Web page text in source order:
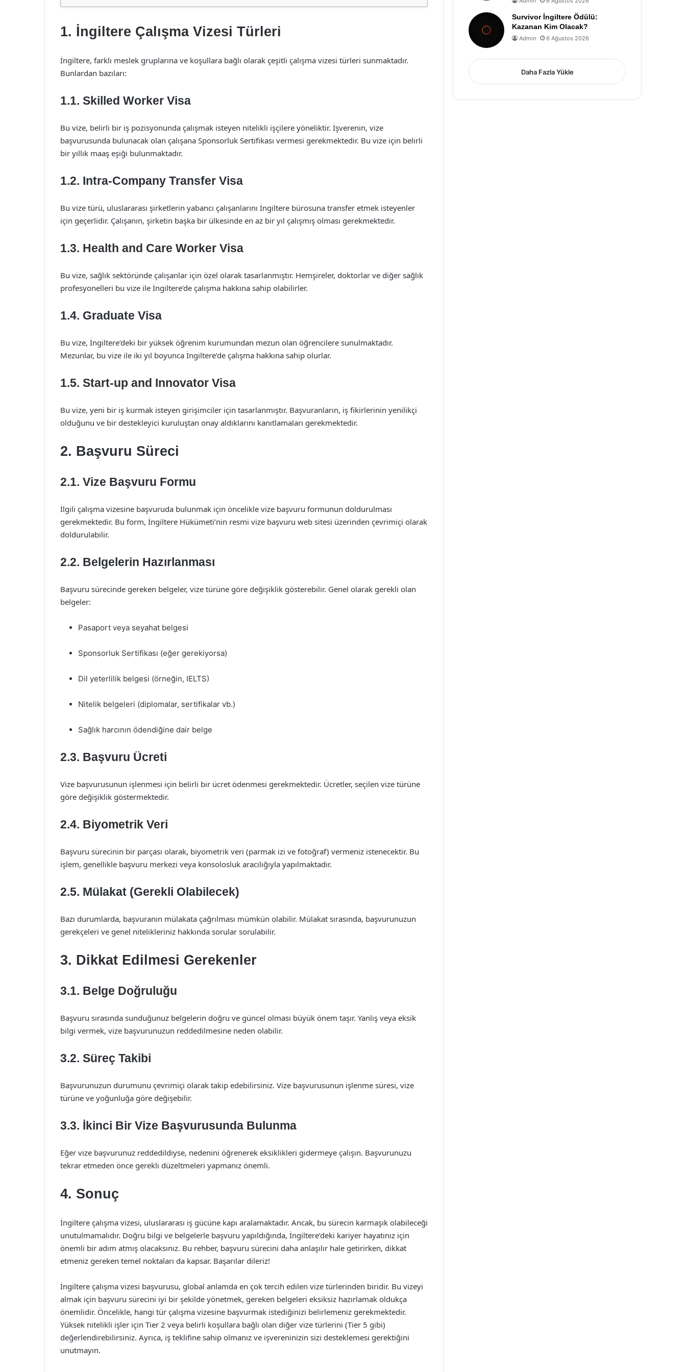
1. İngiltere Çalışma Vizesi Türleri
İngiltere, farklı meslek gruplarına ve koşullara bağlı olarak çeşitli çalışma vizesi türleri sunmaktadır.
Bunlardan bazıları:
1.1. Skilled Worker Visa
Bu vize, belirli bir iş pozisyonunda çalışmak isteyen nitelikli işçilere yöneliktir. İşverenin, vize
başvurusunda bulunacak olan çalışana Sponsorluk Sertifikası vermesi gerekmektedir. Bu vize için belirli
bir yıllık maaş eşiği bulunmaktadır.
1.2. Intra-Company Transfer Visa
Bu vize türü, uluslararası şirketlerin yabancı çalışanlarını İngiltere bürosuna transfer etmek isteyenler
için geçerlidir. Çalışanın, şirketin başka bir ülkesinde en az bir yıl çalışmış olması gerekmektedir.
1.3. Health and Care Worker Visa
Bu vize, sağlık sektöründe çalışanlar için özel olarak tasarlanmıştır. Hemşireler, doktorlar ve diğer sağlık
profesyonelleri bu vize ile İngiltere’de çalışma hakkına sahip olabilirler.
1.4. Graduate Visa
Bu vize, İngiltere’deki bir yüksek öğrenim kurumundan mezun olan öğrencilere sunulmaktadır.
Mezunlar, bu vize ile iki yıl boyunca İngiltere’de çalışma hakkına sahip olurlar.
1.5. Start-up and Innovator Visa
Bu vize, yeni bir iş kurmak isteyen girişimciler için tasarlanmıştır. Başvuranların, iş fikirlerinin yenilikçi
olduğunu ve bir destekleyici kuruluştan onay aldıklarını kanıtlamaları gerekmektedir.
2. Başvuru Süreci
2.1. Vize Başvuru Formu
İlgili çalışma vizesine başvuruda bulunmak için öncelikle vize başvuru formunun doldurulması
gerekmektedir. Bu form, İngiltere Hükümeti’nin resmi vize başvuru web sitesi üzerinden çevrimiçi olarak
doldurulabilir.
2.2. Belgelerin Hazırlanması
Başvuru sürecinde gereken belgeler, vize türüne göre değişiklik gösterebilir. Genel olarak gerekli olan
belgeler:
Pasaport veya seyahat belgesi
Sponsorluk Sertifikası (eğer gerekiyorsa)
Dil yeterlilik belgesi (örneğin, IELTS)
Nitelik belgeleri (diplomalar, sertifikalar vb.)
Sağlık harcının ödendiğine dair belge
2.3. Başvuru Ücreti
Vize başvurusunun işlenmesi için belirli bir ücret ödenmesi gerekmektedir. Ücretler, seçilen vize türüne
göre değişiklik göstermektedir.
2.4. Biyometrik Veri
Başvuru sürecinin bir parçası olarak, biyometrik veri (parmak izi ve fotoğraf) vermeniz istenecektir. Bu
işlem, genellikle başvuru merkezi veya konsolosluk aracılığıyla yapılmaktadır.
2.5. Mülakat (Gerekli Olabilecek)
Bazı durumlarda, başvuranın mülakata çağrılması mümkün olabilir. Mülakat sırasında, başvurunuzun
gerekçeleri ve genel nitelikleriniz hakkında sorular sorulabilir.
3. Dikkat Edilmesi Gerekenler
3.1. Belge Doğruluğu
Başvuru sırasında sunduğunuz belgelerin doğru ve güncel olması büyük önem taşır. Yanlış veya eksik
bilgi vermek, vize başvurunuzun reddedilmesine neden olabilir.
3.2. Süreç Takibi
Başvurunuzun durumunu çevrimiçi olarak takip edebilirsiniz. Vize başvurusunun işlenme süresi, vize
türüne ve yoğunluğa göre değişebilir.
3.3. İkinci Bir Vize Başvurusunda Bulunma
Eğer vize başvurunuz reddedildiyse, nedenini öğrenerek eksiklikleri gidermeye çalışın. Başvurunuzu
tekrar etmeden önce gerekli düzeltmeleri yapmanız önemli.
4. Sonuç
İngiltere çalışma vizesi, uluslararası iş gücüne kapı aralamaktadır. Ancak, bu sürecin karmaşık olabileceği
unutulmamalıdır. Doğru bilgi ve belgelerle başvuru yapıldığında, İngiltere’deki kariyer hayatınız için
önemli bir adım atmış olacaksınız. Bu rehber, başvuru sürecini daha anlaşılır hale getirirken, dikkat
etmeniz gereken temel noktaları da kapsar. Başarılar dileriz!
İngiltere çalışma vizesi başvurusu, global anlamda en çok tercih edilen vize türlerinden biridir. Bu vizeyi
almak için başvuru sürecini iyi bir şekilde yönetmek, gereken belgeleri eksiksiz hazırlamak oldukça
önemlidir. Öncelikle, hangi tür çalışma vizesine başvurmak istediğinizi belirlemeniz gerekmektedir.
Yüksek nitelikli işler için Tier 2 veya belirli koşullara bağlı olan diğer vize türlerini (Tier 5 gibi)
değerlendirebilirsiniz. Ayrıca, iş teklifine sahip olmanız ve işvereninizin sizi desteklemesi gerektiğini
unutmayın.
Survivor İngiltere Ödülü:
Kazanan Kim Olacak?
Admin 6 Ağustos 2026
Daha Fazla Yükle